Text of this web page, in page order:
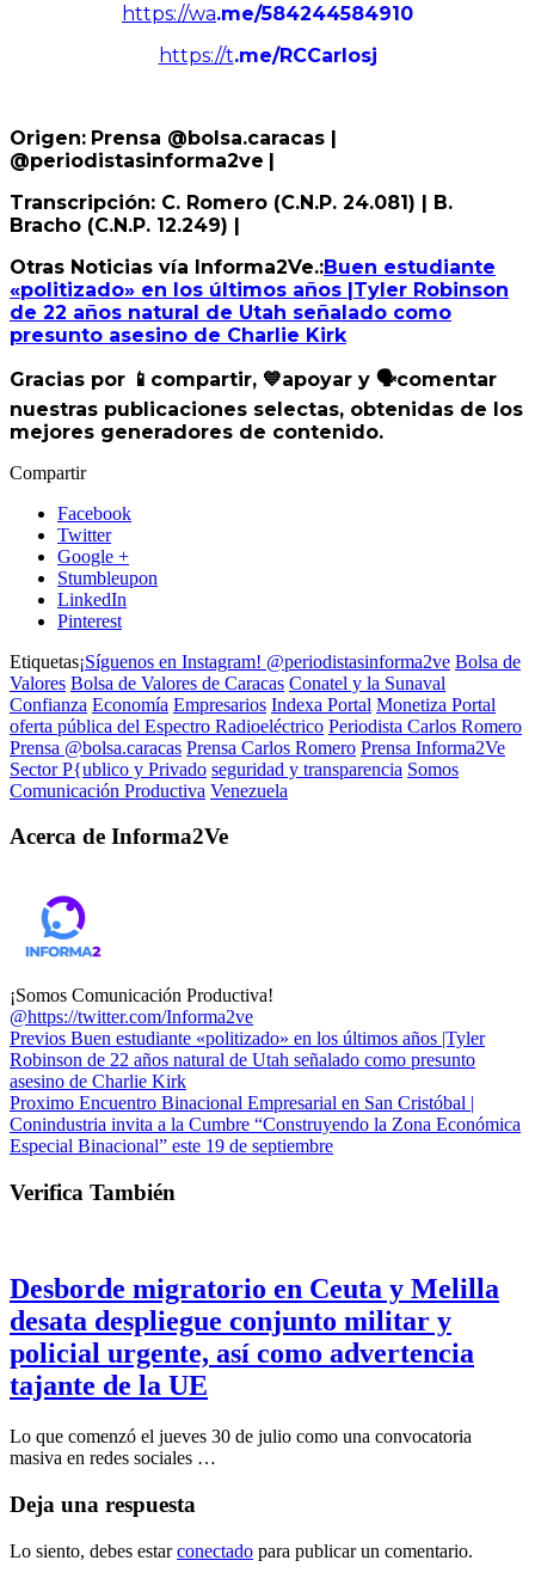
https://wa.me/584244584910
https://t.me/RCCarlosj
Origen: Prensa @bolsa.caracas |
@periodistasinforma2ve |
Transcripción: C. Romero (C.N.P. 24.081) | B.
Bracho (C.N.P. 12.249) |
Otras Noticias vía Informa2Ve.:Buen estudiante
«politizado» en los últimos años |Tyler Robinson
de 22 años natural de Utah señalado como
presunto asesino de Charlie Kirk
Gracias por 📱 compartir, 💙apoyar y 🗣️comentar
nuestras publicaciones selectas, obtenidas de los
mejores generadores de contenido.
Compartir
Facebook
Twitter
Google +
Stumbleupon
LinkedIn
Pinterest
Etiquetas¡Síguenos en Instagram! @periodistasinforma2ve Bolsa de
Valores Bolsa de Valores de Caracas Conatel y la Sunaval
Confianza Economía Empresarios Indexa Portal Monetiza Portal
oferta pública del Espectro Radioeléctrico Periodista Carlos Romero
Prensa @bolsa.caracas Prensa Carlos Romero Prensa Informa2Ve
Sector P{ublico y Privado seguridad y transparencia Somos
Comunicación Productiva Venezuela
Acerca de Informa2Ve
¡Somos Comunicación Productiva!
@https://twitter.com/Informa2ve
Previos Buen estudiante «politizado» en los últimos años |Tyler
Robinson de 22 años natural de Utah señalado como presunto
asesino de Charlie Kirk
Proximo Encuentro Binacional Empresarial en San Cristóbal |
Conindustria invita a la Cumbre “Construyendo la Zona Económica
Especial Binacional” este 19 de septiembre
Verifica También
Desborde migratorio en Ceuta y Melilla
desata despliegue conjunto militar y
policial urgente, así como advertencia
tajante de la UE
Lo que comenzó el jueves 30 de julio como una convocatoria
masiva en redes sociales …
Deja una respuesta
Lo siento, debes estarconectado para publicar un comentario.